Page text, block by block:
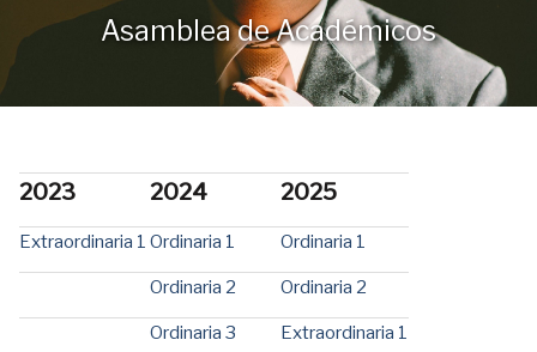
Asamblea de Académicos
2023 2024 2025
Extraordinaria 1 Ordinaria 1 Ordinaria 1
Ordinaria 2 Ordinaria 2
Ordinaria 3 Extraordinaria 1